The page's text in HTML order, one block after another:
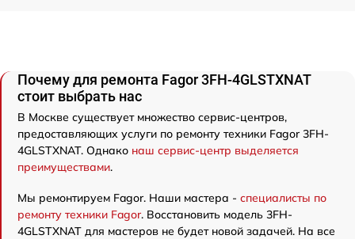
Почему для ремонта Fagor 3FH-4GLSTXNAT
стоит выбрать нас
В Москве существует множество сервис-центров,
предоставляющих услуги по ремонту техники Fagor 3FH-
4GLSTXNAT. Однако наш сервис-центр выделяется
преимуществами.
Мы ремонтируем Fagor. Наши мастера - специалисты по
ремонту техники Fagor. Восстановить модель 3FH-
4GLSTXNAT для мастеров не будет новой задачей. На все